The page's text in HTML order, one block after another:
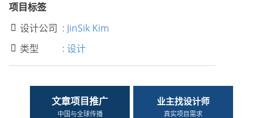
项目标签
 设计公司 : JinSik Kim
 类型 : 设计
文章项目推广
中国与全球传播
业主找设计师
真实项目需求